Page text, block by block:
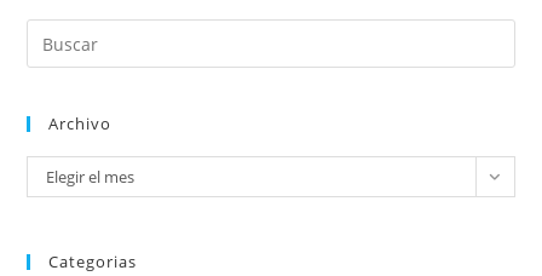
Archivo
Elegir el mes
Categorias